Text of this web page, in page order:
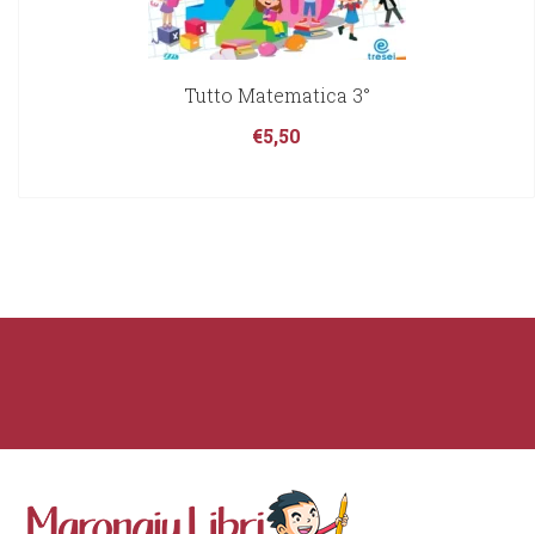
Tutto Matematica 3°
€5,50